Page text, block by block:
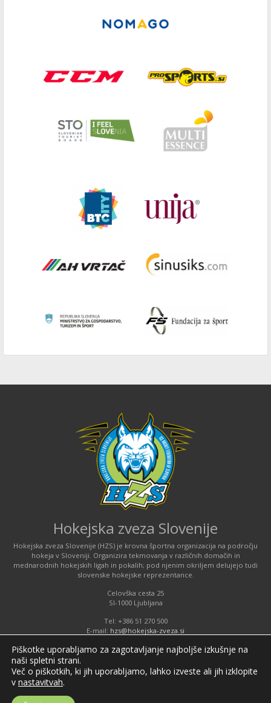
Hokejska zveza Slovenije
Hokejska zveza Slovenije (HZS) je krovna športna organizacija na področju
hokeja v Sloveniji. Organizira tekmovanja v različnih domačih in
mednarodnih hokejskih ligah in pokalih; pod njenim okriljem delujejo tudi
slovenske hokejske reprezentance.
Celovška cesta 25
SI-1000 Ljubljana
Tel: +386 51 270 500
E-mail: hzs@hokejska-zveza.si
Informacije o uporabi spletnih piškotkov
Piškotke uporabljamo za zagotavljanje najboljše izkušnje na
naši spletni strani.
Več o piškotkih, ki jih uporabljamo, lahko izveste ali jih izklopite
v nastavitvah.